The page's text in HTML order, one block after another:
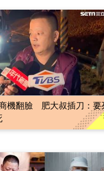
機翻臉 肥大叔插刀：要